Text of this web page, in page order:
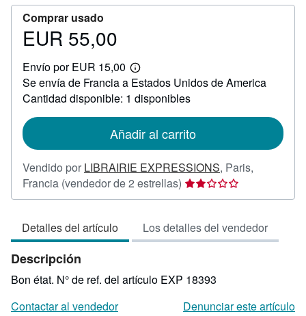
Comprar usado
Precio
55,00
EUR 55,00
Envío por EUR 15,00
Más
información
sobre
las
envío
Se envía de Francia a Estados Unidos de America
Cantidad disponible: 1 disponibles
Añadir al carrito
Vendido por LIBRAIRIE EXPRESSIONS, Paris,
Francia (vendedor de 2 estrellas) Calificación
del
2
de
estrellas
Detalles del artículo Los detalles del vendedor
Descripción
Bon état. N° de ref. del artículo EXP 18393
Contactar al vendedor
Denunciar este artículo